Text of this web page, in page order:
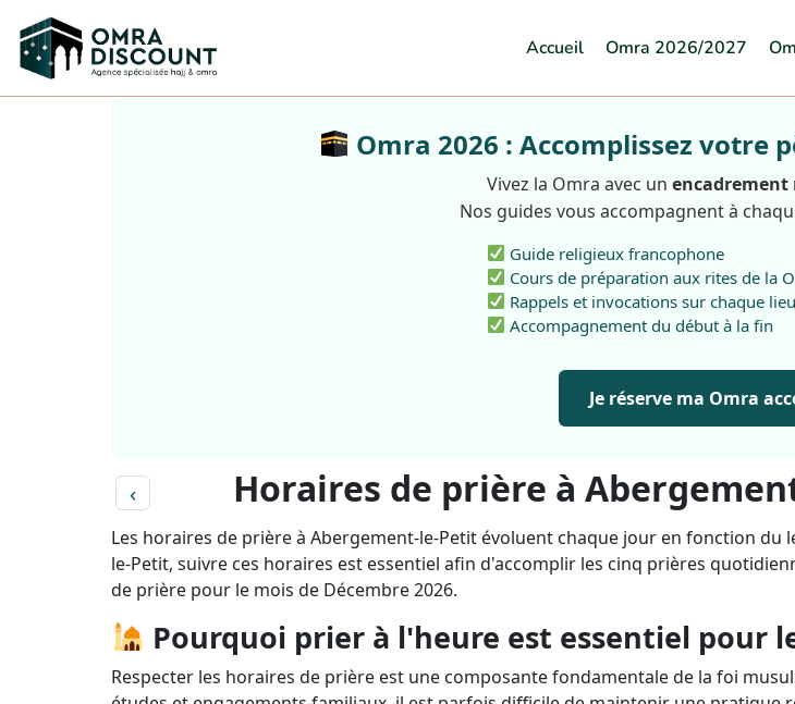
Accueil Omra 2026/2027
Omra 2026 : Accomplissez votre
Vivez la Omra avec un encadrement
Nos guides vous accompagnent à
Guide religieux francophone
Cours de préparation aux rites de la
Rappels et invocations sur chaque
Accompagnement du début à la fin
Je réserve ma Omra
‹ Horaires de prière à
Les horaires de prière à Abergement-le-Petit évoluent chaque jour en fonction
le-Petit, suivre ces horaires est essentiel afin d'accomplir les cinq prières
de prière pour le mois de Décembre 2026.
Pourquoi prier à l'heure est essentiel pour
Respecter les horaires de prière est une composante fondamentale de la foi